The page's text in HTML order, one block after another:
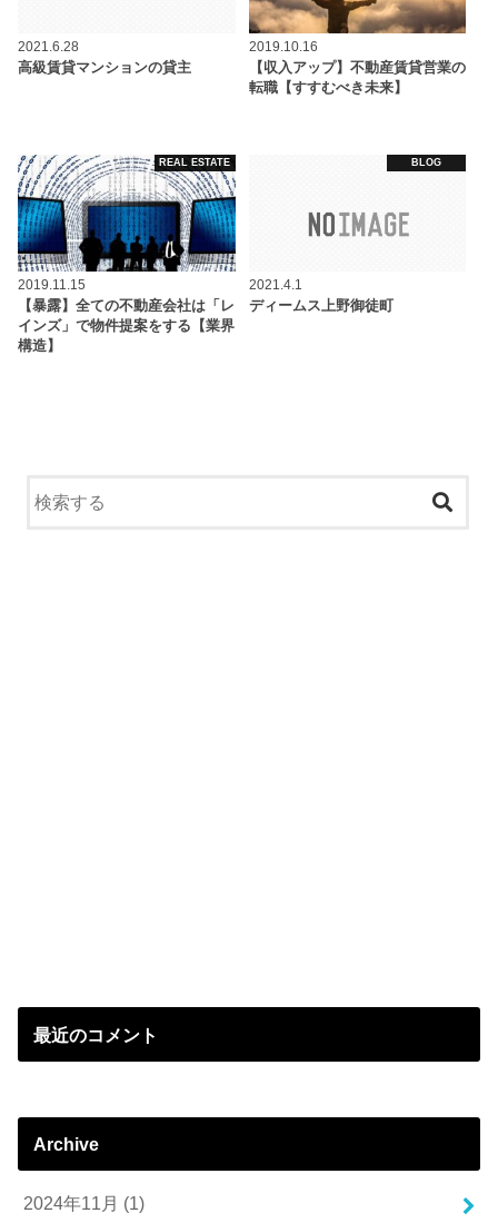
2021.6.28
高級賃貸マンションの貸主
2019.10.16
【収入アップ】不動産賃貸営業の
転職【すすむべき未来】
REAL ESTATE
2019.11.15
【暴露】全ての不動産会社は「レ
インズ」で物件提案をする【業界
構造】
BLOG
2021.4.1
ディームス上野御徒町
最近のコメント
Archive
2024年11月 (1)